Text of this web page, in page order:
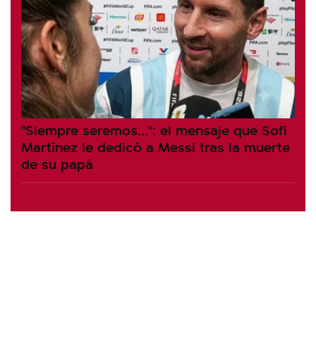
"Siempre seremos...": el mensaje que Sofi
Martínez le dedicó a Messi tras la muerte
de su papá